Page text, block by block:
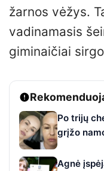
žarnos vėžys.
vadinamasis
giminaičiai
Po trijų
grįžo
Agnė